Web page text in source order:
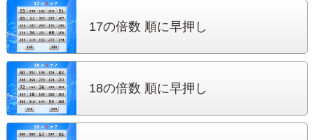
17の倍数 順に早押し
18の倍数 順に早押し